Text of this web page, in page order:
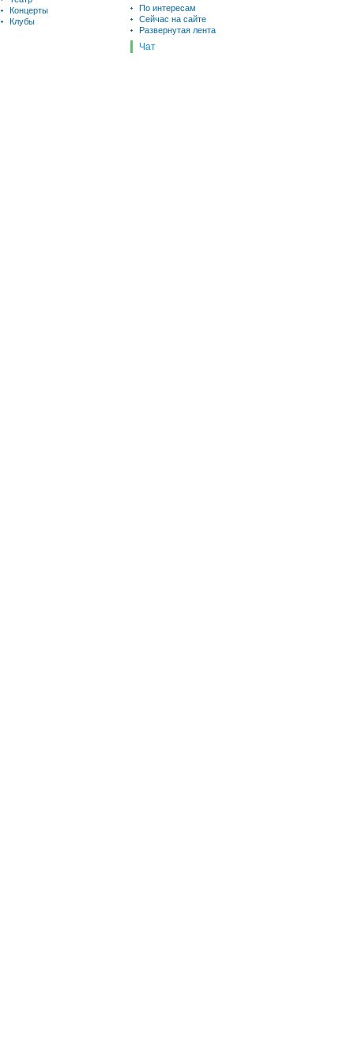
Концерты
Клубы
По интересам
Сейчас на сайте
Развернутая лента
Чат